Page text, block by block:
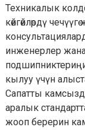
Техникалык
көйгөйлөрдү
инженерлер
кылуу үчүн
Сапатты
аралык
жооп берерин